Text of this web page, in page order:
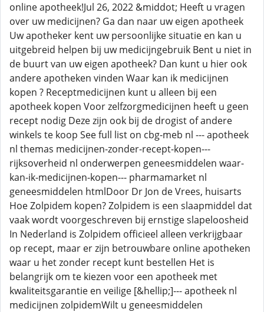
online apotheek!Jul 26, 2022 &middot; Heeft u vragen
over uw medicijnen? Ga dan naar uw eigen apotheek
Uw apotheker kent uw persoonlijke situatie en kan u
uitgebreid helpen bij uw medicijngebruik Bent u niet in
de buurt van uw eigen apotheek? Dan kunt u hier ook
andere apotheken vinden Waar kan ik medicijnen
kopen ? Receptmedicijnen kunt u alleen bij een
apotheek kopen Voor zelfzorgmedicijnen heeft u geen
recept nodig Deze zijn ook bij de drogist of andere
winkels te koop See full list on cbg-meb nl --- apotheek
nl themas medicijnen-zonder-recept-kopen---
rijksoverheid nl onderwerpen geneesmiddelen waar-
kan-ik-medicijnen-kopen--- pharmamarket nl
geneesmiddelen htmlDoor Dr Jon de Vrees, huisarts
Hoe Zolpidem kopen? Zolpidem is een slaapmiddel dat
vaak wordt voorgeschreven bij ernstige slapeloosheid
In Nederland is Zolpidem officieel alleen verkrijgbaar
op recept, maar er zijn betrouwbare online apotheken
waar u het zonder recept kunt bestellen Het is
belangrijk om te kiezen voor een apotheek met
kwaliteitsgarantie en veilige [&hellip;]--- apotheek nl
medicijnen zolpidemWilt u geneesmiddelen